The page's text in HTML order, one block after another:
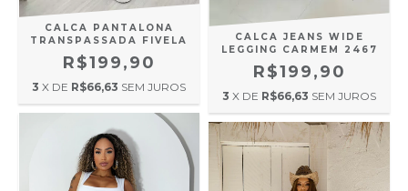
CALCA PANTALONA
TRANSPASSADA FIVELA
R$199,90
3 X DE R$66,63 SEM JUROS
CALCA JEANS WIDE
LEGGING CARMEM 2467
R$199,90
3 X DE R$66,63 SEM JUROS